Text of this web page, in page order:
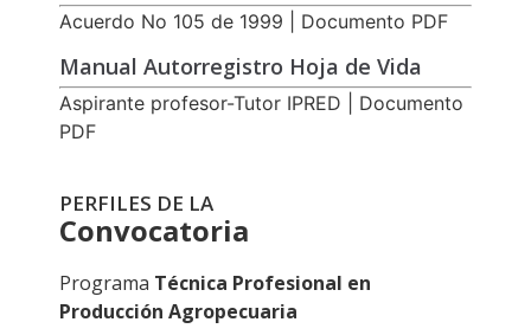
Acuerdo No 105 de 1999 | Documento PDF
Manual Autorregistro Hoja de Vida
Aspirante profesor-Tutor IPRED | Documento
PDF
PERFILES DE LA
Convocatoria
Programa Técnica Profesional en
Producción Agropecuaria